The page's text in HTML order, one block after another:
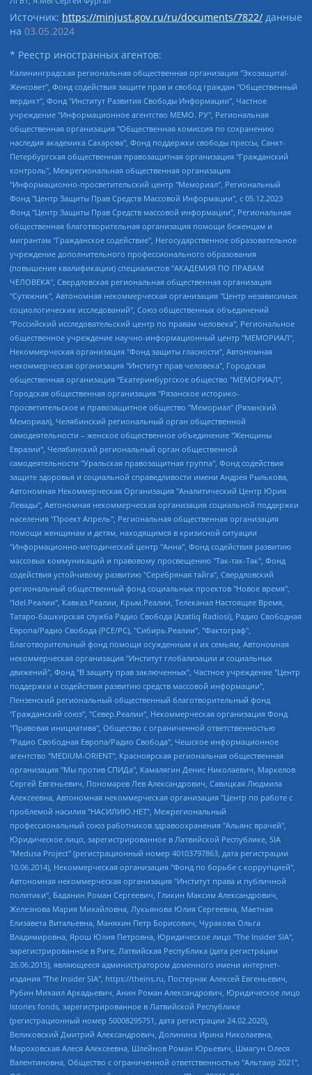
Источник: https://minjust.gov.ru/ru/documents/7822/ данные
на 03.05.2024
* Реестр иностранных агентов:
Калининградская региональная общественная организация "Экозащита!-Женсовет", Фонд содействия защите прав и свобод граждан "Общественный вердикт", Фонд "Институт Развития Свободы Информации", Частное учреждение "Информационное агентство МЕМО. РУ", Региональная общественная организация "Общественная комиссия по сохранению наследия академика Сахарова", Фонд поддержки свободы прессы, Санкт-Петербургская общественная правозащитная организация "Гражданский контроль", Межрегиональная общественная организация "Информационно-просветительский центр "Мемориал", Региональный Фонд "Центр Защиты Прав Средств Массовой Информации", с 05.12.2023 Фонд "Центр Защиты Прав Средств массовой информации", Региональная общественная благотворительная организация помощи беженцам и мигрантам "Гражданское содействие", Негосударственное образовательное учреждение дополнительного профессионального образования (повышение квалификации) специалистов "АКАДЕМИЯ ПО ПРАВАМ ЧЕЛОВЕКА", Свердловская региональная общественная организация "Сутяжник", Автономная некоммерческая организация "Центр независимых социологических исследований", Союз общественных объединений "Российский исследовательский центр по правам человека", Региональное общественное учреждение научно-информационный центр "МЕМОРИАЛ", Некоммерческая организация "Фонд защиты гласности", Автономная некоммерческая организация "Институт прав человека", Городская общественная организация "Екатеринбургское общество "МЕМОРИАЛ", Городская общественная организация "Рязанское историко-просветительское и правозащитное общество "Мемориал" (Рязанский Мемориал), Челябинский региональный орган общественной самодеятельности – женское общественное объединение "Женщины Евразии", Челябинский региональный орган общественной самодеятельности "Уральская правозащитная группа", Фонд содействия защите здоровья и социальной справедливости имени Андрея Рылькова, Автономная Некоммерческая Организация "Аналитический Центр Юрия Левады", Автономная некоммерческая организация социальной поддержки населения "Проект Апрель", Региональная общественная организация помощи женщинам и детям, находящимся в кризисной ситуации "Информационно-методический центр "Анна", Фонд содействия развитию массовых коммуникаций и правовому просвещению "Так-так-Так", Фонд содействия устойчивому развитию "Серебряная тайга", Свердловский региональный общественный фонд социальных проектов "Новое время", "Idel.Реалии", Кавказ.Реалии, Крым.Реалии, Телеканал Настоящее Время, Татаро-башкирская служба Радио Свобода (Azatliq Radiosi), Радио Свободная Европа/Радио Свобода (PCE/PC), "Сибирь.Реалии", "Фактограф", Благотворительный фонд помощи осужденным и их семьям, Автономная некоммерческая организация "Институт глобализации и социальных движений", Фонд "В защиту прав заключенных", Частное учреждение "Центр поддержки и содействия развитию средств массовой информации", Пензенский региональный общественный благотворительный фонд "Гражданский союз", "Север.Реалии", Некоммерческая организация Фонд "Правовая инициатива", Общество с ограниченной ответственностью "Радио Свободная Европа/Радио Свобода", Чешское информационное агентство "MEDIUM-ORIENT", Красноярская региональная общественная организация "Мы против СПИДа", Камалягин Денис Николаевич, Маркелов Сергей Евгеньевич, Пономарев Лев Александрович, Савицкая Людмила Алексеевна, Автономная некоммерческая организация "Центр по работе с проблемой насилия "НАСИЛИЮ.НЕТ", Межрегиональный профессиональный союз работников здравоохранения "Альянс врачей", Юридическое лицо, зарегистрированное в Латвийской Республике, SIA "Medusa Project" (регистрационный номер 40103797863, дата регистрации 10.06.2014), Некоммерческая организация "Фонд по борьбе с коррупцией", Автономная некоммерческая организация "Институт права и публичной политики", Баданин Роман Сергеевич, Гликин Максим Александрович, Железнова Мария Михайловна, Лукьянова Юлия Сергеевна, Маетная Елизавета Витальевна, Маняхин Петр Борисович, Чуракова Ольга Владимировна, Ярош Юлия Петровна, Юридическое лицо "The Insider SIA", зарегистрированное в Риге, Латвийская Республика (дата регистрации 26.06.2015), являющееся администратором доменного имени интернет-издания "The Insider SIA", https://theins.ru, Постернак Алексей Евгеньевич, Рубин Михаил Аркадьевич, Анин Роман Александрович, Юридическое лицо Istories fonds, зарегистрированное в Латвийской Республике (регистрационный номер 50008295751, дата регистрации 24.02.2020), Великовский Дмитрий Александрович, Долинина Ирина Николаевна, Мароховская Алеся Алексеевна, Шлейнов Роман Юрьевич, Шмагун Олеся Валентиновна, Общество с ограниченной ответственностью "Альтаир 2021", Общество с ограниченной ответственностью "Вега 2021", Общество с ограниченной ответственностью "Главный редактор 2021", Общество с ограниченной ответственностью "Ромашки монолит", Важенков Артем Валерьевич, Ивановская областная общественная организация "Центр гендерных исследований", Гурман Юрий Альбертович, Медиапроект "ОВД-Инфо", Егоров Владимир Владимирович, Жилинский Владимир Александрович, Общество с ограниченной ответственностью "ЗП", Иванова София Юрьевна, Карезина Инна Павловна, Кильтау Екатерина Викторовна, Петров Алексей Викторович, Пискунов Сергей Евгеньевич, Смирнов Сергей Сергеевич, Тихонов Михаил Сергеевич, Общество с ограниченной ответственностью "ЖУРНАЛИСТ-ИНОСТРАННЫЙ АГЕНТ", Арапова Галина Юрьевна, Вольтская Татьяна Анатольевна, Американская компания "Mason G.E.S. Anonymous Foundation" (США), являющаяся владельцем интернет-издания https://mnews.world/, Компания "Stichting Bellingcat", зарегистрированная в Нидерландах (дата регистрации 11.07.2018), Захаров Андрей Вячеславович, Клепиковская Екатерина Дмитриевна, Общество с ограниченной ответственностью "МЕМО", Перл Роман Александрович, Симонов Евгений Алексеевич, Соловьева Елена Анатольевна, Сотников Даниил Владимирович, Сурначева Елизавета Дмитриевна, Автономная некоммерческая организация по защите прав человека и информированию населения "Якутия – Наше Мнение", Общество с ограниченной ответственностью "Москоу диджитал медиа", с 26.01.2023 Общество с ограниченной ответственностью "Чайка Белые сады", Ветошкина Валерия Валерьевна, Заговора Максим Александрович, Межрегиональное общественное движение "Российская ЛГБТ - сеть", Оленичев Максим Владимирович, Павлов Иван Юрьевич, Скворцова Елена Сергеевна, Общество с ограниченной ответственностью "Как бы инагент", Кочетков Игорь Викторович, Общество с ограниченной ответственностью "Честные выборы", Еланчик Олег Александрович, Общество с ограниченной ответственностью "Нобелевский призыв", Гималова Регина Эмилевна, Григорьев Андрей Валерьевич, Григорьева Алина Александровна, Ассоциация по содействию защите прав призывников, альтернативнослужащих и военнослужащих "Правозащитная группа "Гражданин.Армия.Право", Хисамова Регина Фаритовна, Автономная некоммерческая организация по реализации социально-правовых программ "Лилит", Дальневосточное общественное движение "Маяк", Санкт-Петербургская ЛГБТ-инициативная группа "Выход", Инициативная группа ЛГБТ+ "Реверс", Алексеев Андрей Викторович, Бекбулатова Таисия Львовна, Беляев Иван Михайлович, Владыкина Елена Сергеевна, Гельман Марат Александрович, Никульшина Вероника Юрьевна, Толоконникова Надежда Андреевна, Шендерович Виктор Анатольевич, Общество с ограниченной ответственностью "Данное сообщение", Общество с ограниченной ответственностью Издательский дом "Новая глава", Айнбиндер Александра Александровна, Московский комьюнити-центр для ЛГБТ+инициатив, Благотворительный фонд развития филантропии, Deutsche Welle (Германия, Kurt-Schumacher-Strasse 3, 53113 Bonn), Борзунова Мария Михайловна, Воробьев Виктор Викторович, Голубева Анна Львовна, Константинова Алла Михайловна, Малкова Ирина Владимировна, Мурадов Мурад Абдулгалимович, Осетинская Елизавета Николаевна, Понасенков Евгений Николаевич, Ганапольский Матвей Юрьевич, Киселев Евгений Алексеевич, Борухович Ирина Григорьевна, Дремин Иван Тимофеевич, Дубровский Дмитрий Викторович, Красноярская региональная общественная организация поддержки и развития альтернативных образовательных технологий и межкультурных коммуникаций "ИНТЕРРА", Маяковская Екатерина Алексеевна, Фейгин Марк Захарович, Филимонов Андрей Викторович, Дзугкоева Регина Николаевна, Доброхотов Роман Александрович, Дудь Юрий Александрович, Елкин Сергей Владимирович, Кругликов Кирилл Игоревич, Сабунаева Мария Леонидовна, Семенов Алексей Владимирович, Шаинян Карен Багратович, Шульман Екатерина Михайловна, Асафьев Артур Валерьевич, Вахштайн Виктор Семенович, Венедиктов Алексей Алексеевич, Лушникова Екатерина Евгеньевна, Волков Леонид Михайлович, Невзоров Александр Глебович, Пархоменко Сергей Борисович, Сироткин Ярослав Николаевич, Кара-Мурза Владимир Владимирович, Баранова Наталья Владимировна, Гозман Леонид Яковлевич, Кагарлицкий Борис Юльевич, Климарев Михаил Валерьевич, Милов Владимир Станиславович, Автономная некоммерческая организация Краснодарский центр современного искусства "Типография", Моргенштерн Алишер Тагирович, Соболь Любовь Эдуардовна, Общество с ограниченной ответственностью "ЛИЗА НОРМ", Каспаров Гарри Кимович, Ходорковский Михаил Борисович, Общество с ограниченной ответственностью "Апрельские тезисы", Данилович Ирина Брониславовна, Кашин Олег Владимирович, Петров Николай Владимирович, Пивоваров Алексей Владимирович, Соколов Михаил Владимирович, Цветкова Юлия Владимировна, Чичваркин Евгений Александрович, Комитет против пыток/Команда против пыток, Общество с ограниченной ответственностью "Первый научный", Общество с ограниченной ответственностью "Вертолет и ко", Белоцерковская Вероника Борисовна, Кац Максим Евгеньевич, Лазарева Татьяна Юрьевна, Шаведдинов Руслан Табризович, Яшин Илья Валерьевич, Общество с ограниченной ответственностью "Иноагент ААВ", Алешковский Дмитрий Петрович, Альбац Евгения Марковна, Быков Дмитрий Львович, Галямина Юлия Евгеньевна, Лойко Сергей Леонидович, Мартынов Кирилл Константинович, Медведев Сергей Александрович, Крашенинников Федор Геннадиевич, Гордеева Катерина Вл